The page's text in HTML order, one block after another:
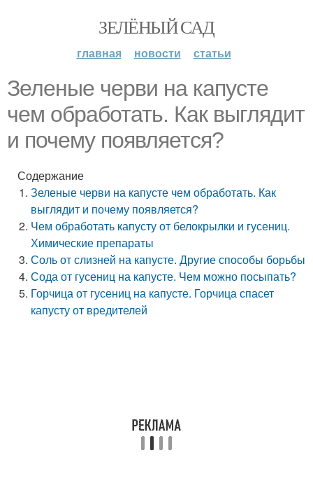
ЗЕЛЁНЫЙ САД
главная новости статьи
Зеленые черви на капусте
чем обработать. Как выглядит
и почему появляется?
Содержание
Зеленые черви на капусте чем обработать. Как
выглядит и почему появляется?
Чем обработать капусту от белокрылки и гусениц.
Химические препараты
Соль от слизней на капусте. Другие способы борьбы
Сода от гусениц на капусте. Чем можно посыпать?
Горчица от гусениц на капусте. Горчица спасет
капусту от вредителей